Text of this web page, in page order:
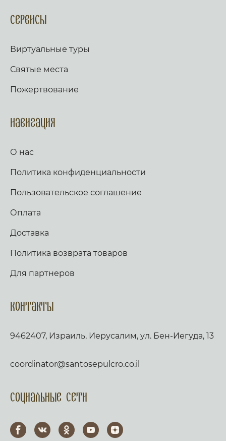
помощь в возжжения свечей за здравие и
упокой в христианских храмах Иерусалима и
вопросом. Письма помещаются в Стену Плача,
Благодатным огнем.
товаров, освященных на камне Миропомазания.
Сервисы
Виртуальные туры
Святые места
Пожертвование
Навигация
О нас
Политика конфиденциальности
Пользовательское соглашение
Оплата
Доставка
Политика возврата товаров
Для партнеров
Контакты
9462407, Израиль, Иерусалим, ул. Бен-Иегуда, 13
coordinator@santosepulcro.co.il
Социальные сети